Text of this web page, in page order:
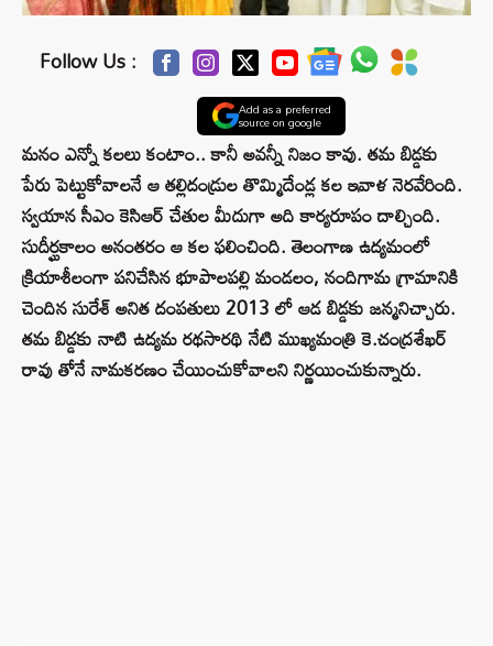
Follow Us :
Add as a preferred
source on google
మనం ఎన్నో కలలు కంటాం.. కానీ అవన్నీ నిజం కావు. తమ బిడ్డకు
పేరు పెట్టుకోవాలనే ఆ తల్లిదండ్రుల తొమ్మిదేండ్ల కల ఇవాళ నెరవేరింది.
స్వయాన సీఎం కెసిఆర్ చేతుల మీదుగా అది కార్యరూపం దాల్చింది.
సుదీర్ఘకాలం అనంతరం ఆ కల ఫలించింది. తెలంగాణ ఉద్యమంలో
క్రియాశీలంగా పనిచేసిన భూపాలపల్లి మండలం, నందిగామ గ్రామానికి
చెందిన సురేశ్ అనిత దంపతులు 2013 లో ఆడ బిడ్డకు జన్మనిచ్చారు.
తమ బిడ్డకు నాటి ఉద్యమ రథసారథి నేటి ముఖ్యమంత్రి కె.చంద్రశేఖర్
రావు తోనే నామకరణం చేయించుకోవాలని నిర్ణయించుకున్నారు.